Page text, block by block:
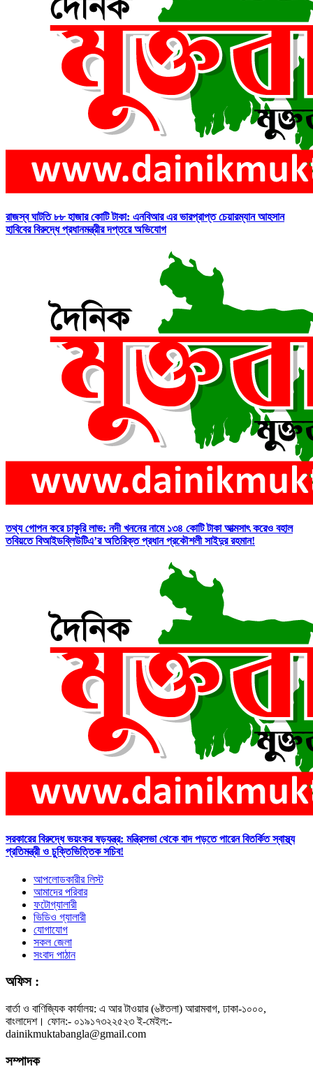
রাজস্ব ঘাটতি ৮৮ হাজার কোটি টাকা: এনবিআর এর ভারপ্রাপ্ত চেয়ারম্যান আহসান
হাবিবের বিরুদ্ধে প্রধানমন্ত্রীর দপ্তরে অভিযোগ
তথ্য গোপন করে চাকুরি লাভ: নদী খননের নামে ১৩৪ কোটি টাকা আত্মসাৎ করেও বহাল
তবিয়তে বিআইডব্লিউটিএ’র অতিরিক্ত প্রধান প্রকৌশলী সাইদুর রহমান!
সরকারের বিরুদ্ধে ভয়ংকর ষড়যন্ত্র: মন্ত্রিসভা থেকে বাদ পড়তে পারেন বিতর্কিত স্বাস্থ্য
প্রতিমন্ত্রী ও চুক্তিভিত্তিক সচিব!
আপলোডকারীর লিস্ট
আমাদের পরিবার
ফটোগ্যালারী
ভিডিও গ্যালারী
যোগাযোগ
সকল জেলা
সংবাদ পাঠান
অফিস :
বার্তা ও বাণিজ্যিক কার্যালয়: এ আর টাওয়ার (৬ষ্টতলা) আরামবাগ, ঢাকা-১০০০,
বাংলাদেশ। ফোন:- ০১৯১৭৩২২৫২৩ ই-মেইল:-
dainikmuktabangla@gmail.com
সম্পাদক